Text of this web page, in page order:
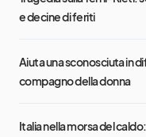
e decine di feriti
Aiuta una sconosciuta in
compagno della donna
Italia nella morsa del